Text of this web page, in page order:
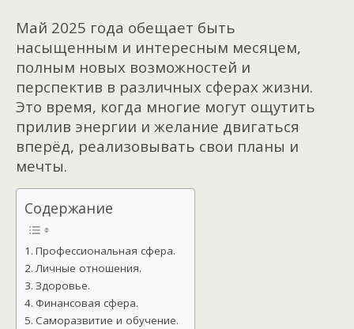
Май 2025 года обещает быть
насыщенным и интересным месяцем,
полным новых возможностей и
перспектив в различных сферах жизни.
Это время, когда многие могут ощутить
прилив энергии и желание двигаться
вперёд, реализовывать свои планы и
мечты.
Содержание
Профессиональная сфера.
Личные отношения.
Здоровье.
Финансовая сфера.
Саморазвитие и обучение.